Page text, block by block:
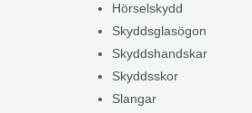
Hörselskydd
Skyddsglasögon
Skyddshandskar
Skyddsskor
Slangar